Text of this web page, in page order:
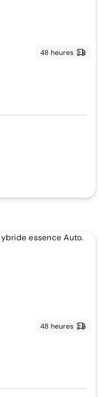
48 heures
48 heures